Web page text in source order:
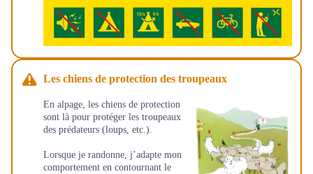
Les chiens de protection des troupeaux
En alpage, les chiens de protection
sont là pour protéger les troupeaux
des prédateurs (loups, etc.).
Lorsque je randonne, j’adapte mon
comportement en contournant le